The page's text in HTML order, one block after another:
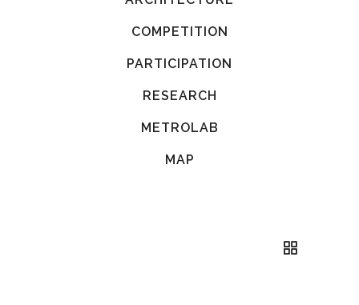
COMPETITION
PARTICIPATION
RESEARCH
METROLAB
MAP